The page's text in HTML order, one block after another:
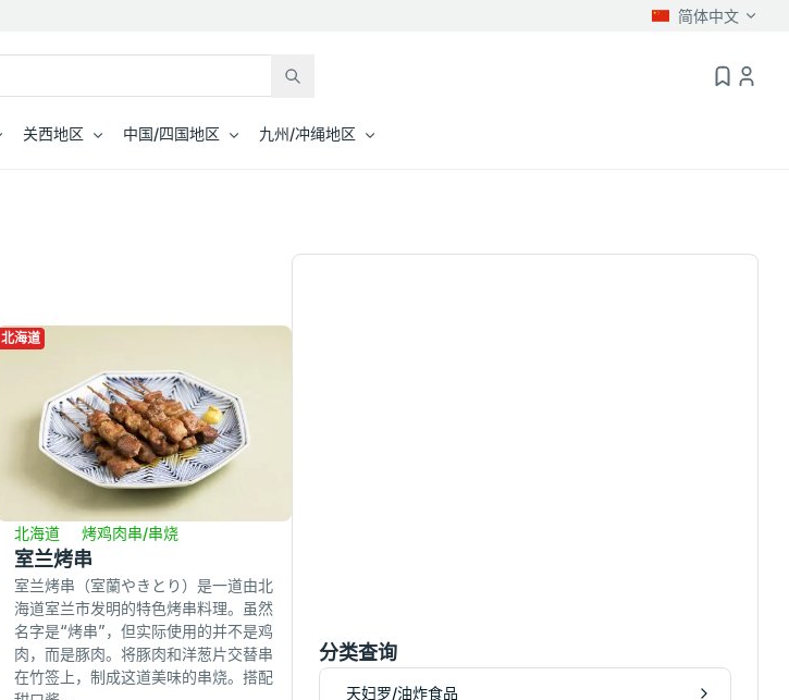
简体中文
关西地区 中国/四国地区 九州/冲绳地区
北海道
北海道 烤鸡肉串/串烧
室兰烤串
室兰烤串（室蘭やきとり）是一道由北
海道室兰市发明的特色烤串料理。虽然
名字是“烤串”，但实际使用的并不是鸡
肉，而是豚肉。将豚肉和洋葱片交替串
在竹签上，制成这道美味的串烧。搭配
分类查询
天妇罗/油炸食品